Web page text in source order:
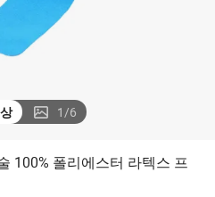
1/6
100% 폴리에스터 라텍스 프